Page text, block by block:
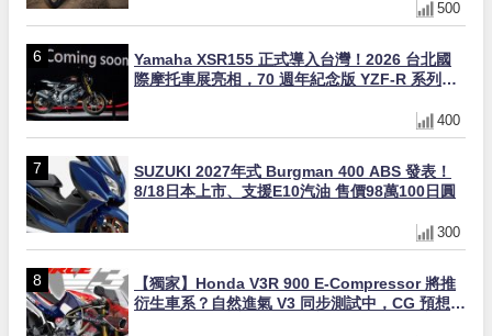
500
Yamaha XSR155 正式導入台灣！2026 台北國
際摩托車展亮相，70 週年紀念版 YZF-R 系列限
400
SUZUKI 2027年式 Burgman 400 ABS 發表！
8/18日本上市、支援E10汽油 售價98萬100日圓
300
【獨家】Honda V3R 900 E-Compressor 將推
衍生車系？自然進氣 V3 同步測試中，CG 預想曝